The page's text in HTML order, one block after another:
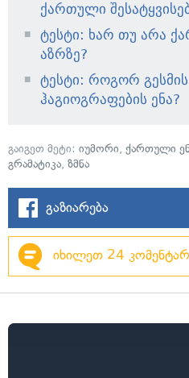
ქართული
ტესტი: ხარ თუ არა
აზრზე?
ტესტი: როგორ
ჰაგიოგრაფების ენა?
გაიგეთ მეტი: იუმორი, ქართული
გრამატიკა, ზმნა
გაზიარება
იხილეთ 24